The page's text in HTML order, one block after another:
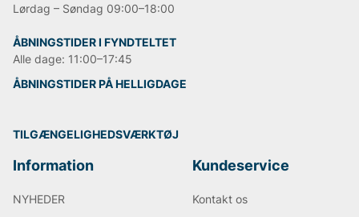
Lørdag – Søndag 09:00–18:00
ÅBNINGSTIDER I FYNDTELTET
Alle dage: 11:00–17:45
ÅBNINGSTIDER PÅ HELLIGDAGE
TILGÆNGELIGHEDSVÆRKTØJ
Information
NYHEDER
Kundeservice
Kontakt os